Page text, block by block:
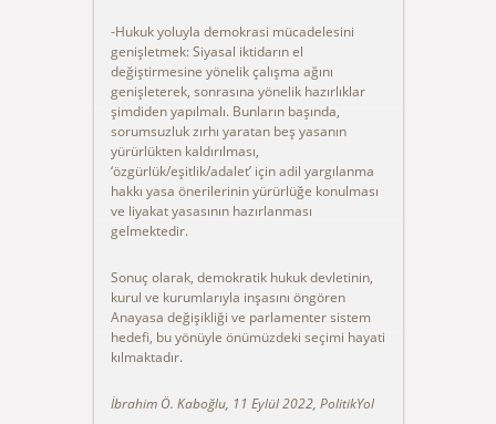
-Hukuk yoluyla demokrasi mücadelesini
genişletmek: Siyasal iktidarın el
değiştirmesine yönelik çalışma ağını
genişleterek, sonrasına yönelik hazırlıklar
şimdiden yapılmalı. Bunların başında,
sorumsuzluk zırhı yaratan beş yasanın
yürürlükten kaldırılması,
‘özgürlük/eşitlik/adalet’ için adil yargılanma
hakkı yasa önerilerinin yürürlüğe konulması
ve liyakat yasasının hazırlanması
gelmektedir.
Sonuç olarak, demokratik hukuk devletinin,
kurul ve kurumlarıyla inşasını öngören
Anayasa değişikliği ve parlamenter sistem
hedefi, bu yönüyle önümüzdeki seçimi hayati
kılmaktadır.
İbrahim Ö. Kaboğlu, 11 Eylül 2022, PolitikYol